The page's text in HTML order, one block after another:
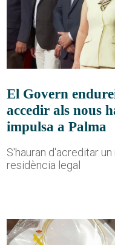
El Govern
accedir als nous
impulsa a Palma
S'hauran d'acreditar
residència legal